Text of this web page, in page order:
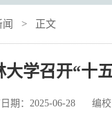
> 正文
大学召开“十
期： 2025-06-28 编校